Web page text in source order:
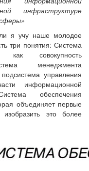
инфраструктуре
я учу наше молодое
три понятия: Система
как совокупность
менеджмента
управления
информационной
обеспечения
объединяет первые
это более